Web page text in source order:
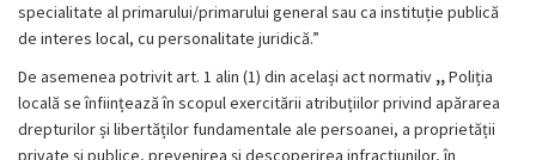
specialitate al primarului/primarului general sau ca instituție publică
de interes local, cu personalitate juridică.”
De asemenea potrivit art. 1 alin (1) din același act normativ ,,Poliția
locală se înființează în scopul exercitării atribuțiilor privind apărarea
drepturilor și libertăților fundamentale ale persoanei, a proprietății
private și publice, prevenirea și descoperirea infracțiunilor, în